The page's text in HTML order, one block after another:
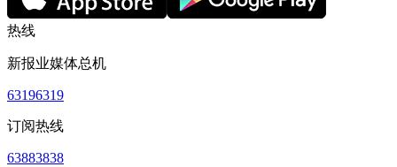
热线
新报业媒体总机
63196319
订阅热线
63883838